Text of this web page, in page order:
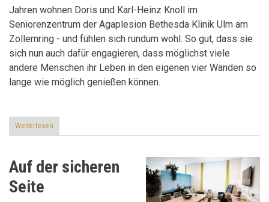
Jahren wohnen Doris und Karl-Heinz Knoll im
Seniorenzentrum der Agaplesion Bethesda Klinik Ulm am
Zollernring - und fühlen sich rundum wohl. So gut, dass sie
sich nun auch dafür engagieren, dass möglichst viele
andere Menschen ihr Leben in den eigenen vier Wänden so
lange wie möglich genießen können.
Weiterlesen
Helfen
ein
Auf der sicheren
Seite